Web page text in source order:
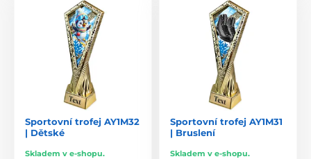
Sportovní trofej AY1M32
| Dětské
Skladem v e-shopu.
Sportovní trofej AY1M31
| Bruslení
Skladem v e-shopu.